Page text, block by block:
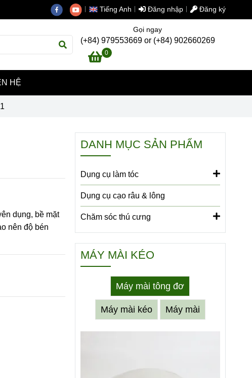
Tiếng Anh Đăng nhập Đăng ký
Gọi ngay
(+84) 979553669 or (+84) 902660269
0
HỆ
dụng, bề mặt
nên độ bén
DANH MỤC SẢN PHẨM
Dụng cụ làm tóc
Dụng cụ cạo râu & lông
Chăm sóc thú cưng
MÁY MÀI KÉO
Máy mài tông đơ
Máy mài kéo Máy mài